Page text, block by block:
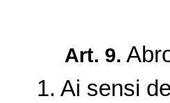
Art. 9.
1. Ai sensi